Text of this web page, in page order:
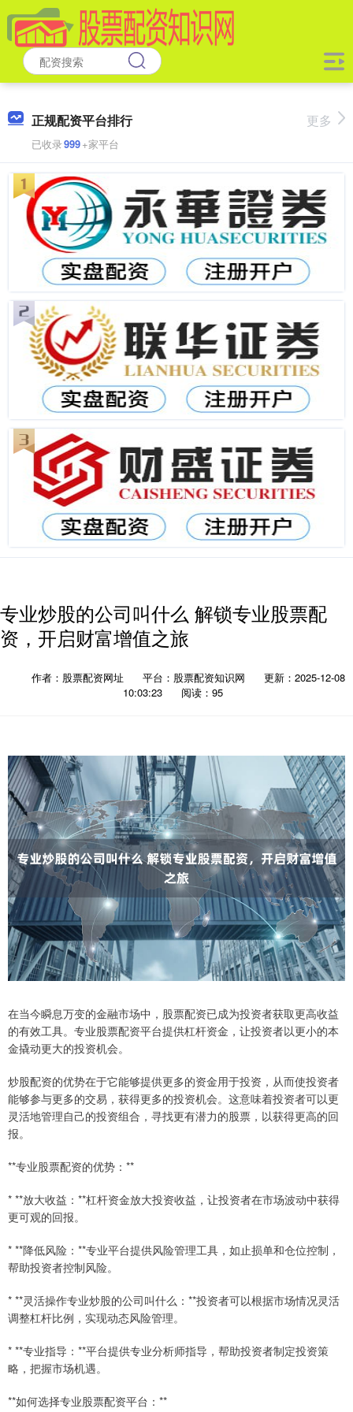
正规配资平台排行
已收录999+家平台
更多
专业炒股的公司叫什么 解锁专业股票配
资，开启财富增值之旅
作者：股票配资网址 平台：股票配资知识网
更新：2025-12-08
10:03:23
阅读：95
在当今瞬息万变的金融市场中，股票配资已成为投资者获取更高收益
的有效工具。专业股票配资平台提供杠杆资金，让投资者以更小的本
金撬动更大的投资机会。
炒股配资的优势在于它能够提供更多的资金用于投资，从而使投资者
能够参与更多的交易，获得更多的投资机会。这意味着投资者可以更
灵活地管理自己的投资组合，寻找更有潜力的股票，以获得更高的回
报。
**专业股票配资的优势：**
* **放大收益：**杠杆资金放大投资收益，让投资者在市场波动中获得
更可观的回报。
* **降低风险：**专业平台提供风险管理工具，如止损单和仓位控制，
帮助投资者控制风险。
* **灵活操作专业炒股的公司叫什么：**投资者可以根据市场情况灵活
调整杠杆比例，实现动态风险管理。
* **专业指导：**平台提供专业分析师指导，帮助投资者制定投资策
略，把握市场机遇。
**如何选择专业股票配资平台：**